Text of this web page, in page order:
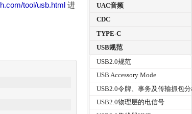
tool/usb.html进
UAC音频
CDC
TYPE-C
USB规范
USB2.0规范
USB Accessory Mode
USB2.0令牌、事务及传输抓包
USB2.0物理层的电信号